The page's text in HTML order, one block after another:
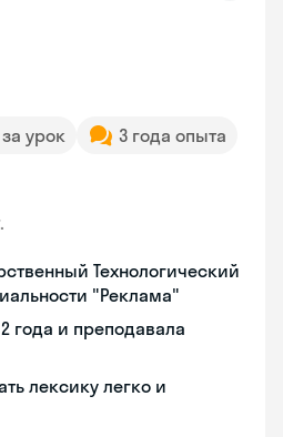
за урок
3 года опыта
Технологический
"Реклама"
года и преподавала
лексику легко и